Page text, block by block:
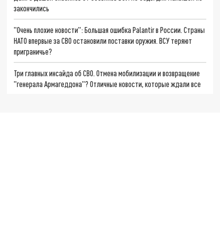
закончились
"Очень плохие новости": Большая ошибка Palantir в России. Страны
НАТО впервые за СВО остановили поставки оружия. ВСУ теряют
приграничье?
Три главных инсайда об СВО. Отмена мобилизации и возвращение
"генерала Армагеддона"? Отличные новости, которые ждали все